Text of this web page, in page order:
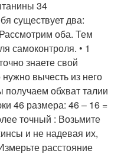
34
существует два:
оба. Тем
самоконтроля. • 1
знаете свой
вычесть из него
получаем обхват талии
46 размера: 46 – 16 =
точный : Возьмите
и не надевая их,
расстояние